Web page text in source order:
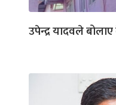
उपेन्द्र यादवले